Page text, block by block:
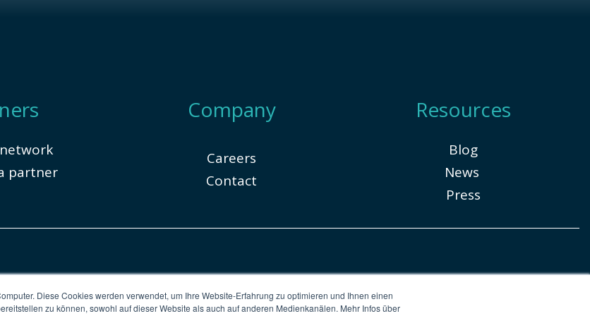
Diese Cookies werden verwendet, um Ihre Website-Erfahrung zu optimieren und Ihnen einen
zu können, sowohl auf dieser Website als auch auf anderen Medienkanälen. Mehr Infos über
partner
Company
Careers
Contact
Resources
Blog
News
Press